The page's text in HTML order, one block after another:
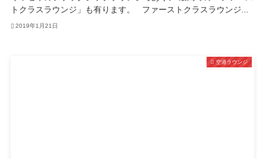
トクラスラウンジ」も有ります。 ファーストクラスラウンジ...
2019年1月21日
空港ラウンジ